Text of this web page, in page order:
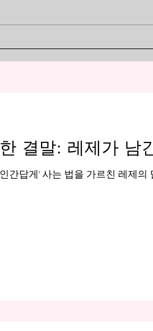
노리는 「세르포 성인」
우주인 위험도
결말: 레제가 남
간답게' 사는 법을 가르친 레제